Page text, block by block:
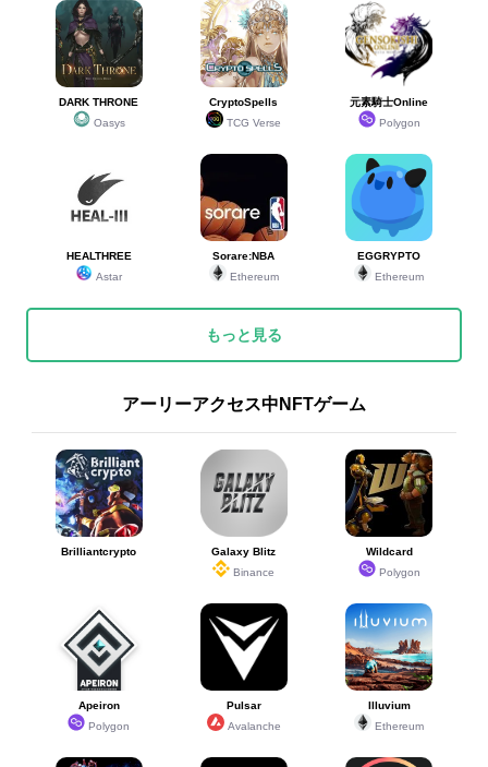
DARK THRONE
Oasys
CryptoSpells
TCG Verse
元素騎士Online
Polygon
HEALTHREE
Astar
Sorare:NBA
Ethereum
EGGRYPTO
Ethereum
もっと見る
アーリーアクセス中NFTゲーム
Brilliantcrypto
Galaxy Blitz
Binance
Wildcard
Polygon
Apeiron
Polygon
Pulsar
Avalanche
Illuvium
Ethereum